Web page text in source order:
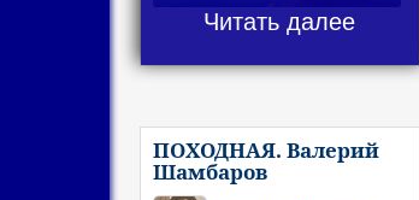
Читать далее
ПОХОДНАЯ. Валерий
Шамбаров